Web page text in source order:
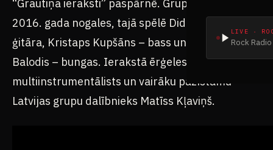
LIVE ·
Rock
“Grautiņa ieraksti” paspārnē. Grupa pastāv kopš
2016. gada nogales, tajā spēlē Didzis Upens –
ģitāra, Kristaps Kupšāns – bass un Normunds
Balodis – bungas. Ierakstā ērģeles spēlē arī
multiinstrumentālists un vairāku pazīstamu
Latvijas grupu dalībnieks Matīss Kļaviņš.